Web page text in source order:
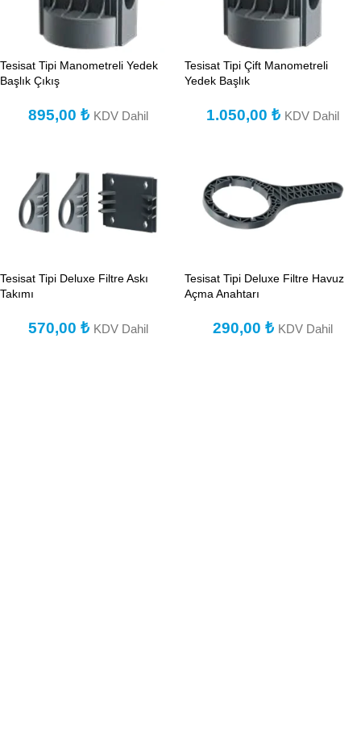
Tesisat Tipi Manometreli Yedek
Başlık Çıkış
895,00 ₺ KDV Dahil
Tesisat Tipi Çift Manometreli
Yedek Başlık
1.050,00 ₺ KDV Dahil
Tesisat Tipi Deluxe Filtre Askı
Takımı
570,00 ₺ KDV Dahil
Tesisat Tipi Deluxe Filtre Havuz
Açma Anahtarı
290,00 ₺ KDV Dahil